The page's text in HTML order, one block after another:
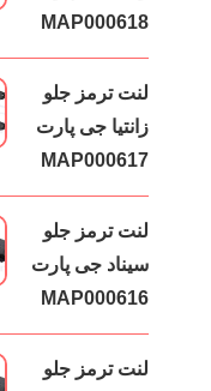
MAP000618
لنت ترمز جلو
زانتیا جی پارت
MAP000617
لنت ترمز جلو
سیناد جی پارت
MAP000616
لنت ترمز جلو